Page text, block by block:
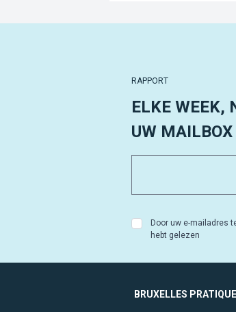
RAPPORT
ELKE WEEK,
UW MAILBOX
Door uw e-mailadres
hebt gelezen
BRUXELLES PRATIQUE